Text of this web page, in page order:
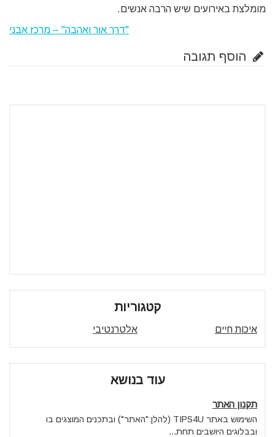
מומלצת באירועים שיש הרבה אנשים.
"דרך אור ואהבה" – מרכז אבני
הוסף תגובה
קטגוריות
איכות חיים אלטרנטיבי
עוד בנושא
תקנון האתר
השימוש באתר TIPS4U (להלן:"האתר") ובתכנים המוצגים בו
ובבלוגים היושבים תחת...